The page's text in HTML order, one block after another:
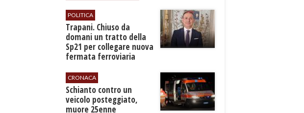
POLITICA
​Trapani. Chiuso da
domani un tratto della
Sp21 per collegare nuova
fermata ferroviaria
CRONACA
​Schianto contro un
veicolo posteggiato,
muore 25enne